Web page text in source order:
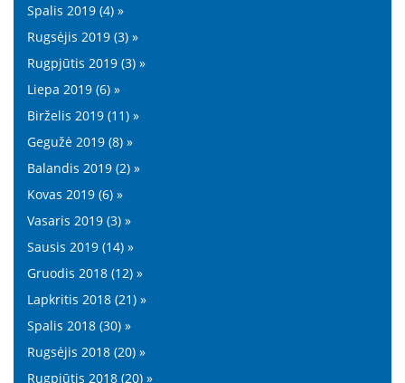
Spalis 2019 (4) »
Rugsėjis 2019 (3) »
Rugpjūtis 2019 (3) »
Liepa 2019 (6) »
Birželis 2019 (11) »
Gegužė 2019 (8) »
Balandis 2019 (2) »
Kovas 2019 (6) »
Vasaris 2019 (3) »
Sausis 2019 (14) »
Gruodis 2018 (12) »
Lapkritis 2018 (21) »
Spalis 2018 (30) »
Rugsėjis 2018 (20) »
Rugpjūtis 2018 (20) »